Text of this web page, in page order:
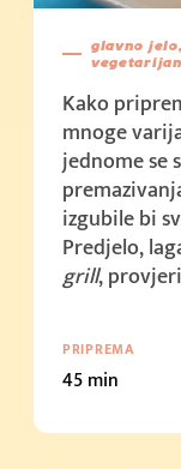
glavno
Kako
mnoge
jednome se
izgubile bi
Predjelo,
grill,
PRIPREMA
45 min